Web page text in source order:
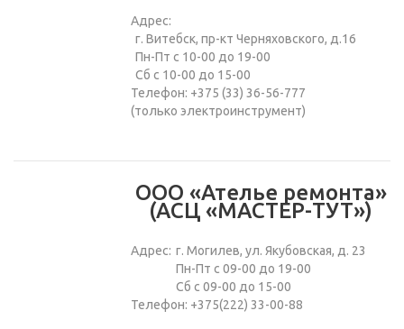
Адрес:
г. Витебск, пр-кт Черняховского, д.16
Пн-Пт с 10-00 до 19-00
Сб с 10-00 до 15-00
Телефон: +375 (33) 36-56-777
(только электроинструмент)
ООО «Ателье ремонта»
(АСЦ «МАСТЕР-ТУТ»)
Адрес: г. Могилев, ул. Якубовская, д. 23
Пн-Пт с 09-00 до 19-00
Сб с 09-00 до 15-00
Телефон: +375(222) 33-00-88